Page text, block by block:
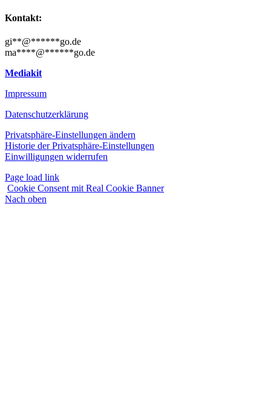
Kontakt:
gi**@******go.de
ma****@******go.de
Mediakit
Impressum
Datenschutzerklärung
Privatsphäre-Einstellungen ändern
Historie der Privatsphäre-Einstellungen
Einwilligungen widerrufen
Page load link
Cookie Consent mit Real Cookie Banner
Nach oben